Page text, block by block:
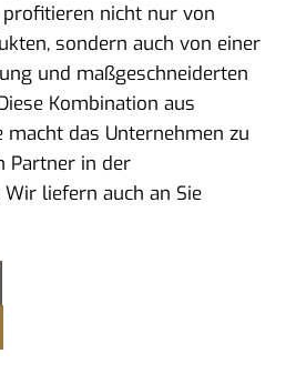
profitieren nicht nur von
sondern auch von einer
und maßgeschneiderten
Kombination aus
macht das Unternehmen zu
Partner in der
liefern auch an Sie